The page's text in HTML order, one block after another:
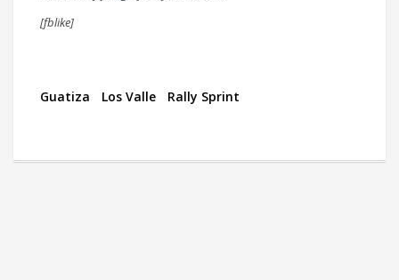
[fblike]
Guatiza Los Valle Rally Sprint